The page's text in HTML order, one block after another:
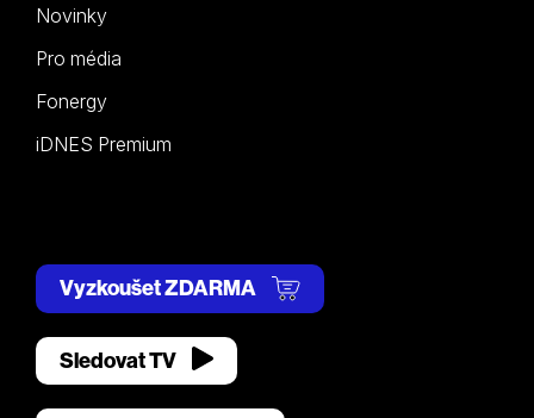
Novinky
Pro média
Fonergy
iDNES Premium
Vyzkoušet ZDARMA
Sledovat TV